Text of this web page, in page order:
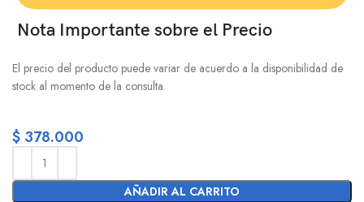
Nota Importante sobre el Precio
El precio del producto puede variar de acuerdo a la disponibilidad de
stock al momento de la consulta.
$ 378.000
AÑADIR AL CARRITO